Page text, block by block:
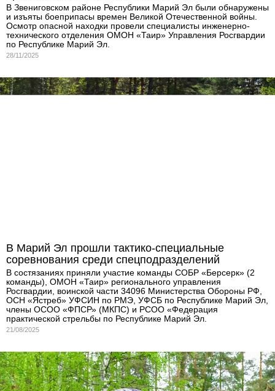
В Звениговском районе Республики Марий Эл были обнаружены
и изъяты боеприпасы времен Великой Отечественной войны.
Осмотр опасной находки провели специалисты инженерно-
технического отделения ОМОН «Таир» Управления Росгвардии
по Республике Марий Эл.
28/11/2025
В Марий Эл прошли тактико-специальные
соревнования среди спецподразделений
В состязаниях приняли участие команды СОБР «Берсерк» (2
команды), ОМОН «Таир» регионального управления
Росгвардии, воинской части 34096 Министерства Обороны РФ,
ОСН «Ястреб» УФСИН по РМЭ, УФСБ по Республике Марий Эл,
члены ОСОО «ФПСР» (МКПС) и РСОО «Федерация
практической стрельбы по Республике Марий Эл.
21/08/2025